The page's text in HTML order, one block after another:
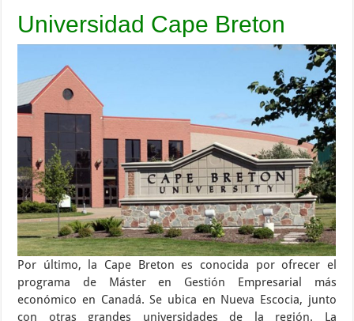
Universidad Cape Breton
Por último, la Cape Breton es conocida por ofrecer el
programa de Máster en Gestión Empresarial más
económico en Canadá. Se ubica en Nueva Escocia, junto
con otras grandes universidades de la región. La